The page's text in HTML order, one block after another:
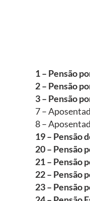
1 – Pensão
2 – Pensão
3 – Pensão
7 –
8 –
19 – Pensão
20 – Pensão
21 – Pensão
22 – Pensão
23 – Pensão